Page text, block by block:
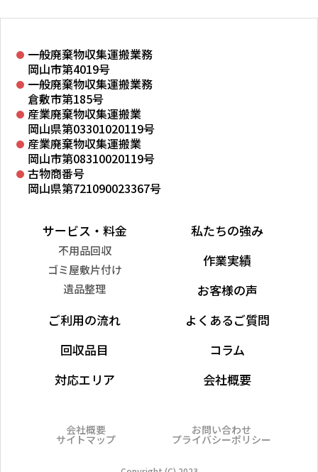
一般廃棄物収集運搬業務
岡山市第4019号
一般廃棄物収集運搬業務
倉敷市第185号
産業廃棄物収集運搬業
岡山県第03301020119号
産業廃棄物収集運搬業
岡山市第08310020119号
古物商番号
岡山県第721090023367号
サービス・料金
不用品回収
ゴミ屋敷片付け
遺品整理
私たちの強み
作業実績
お客様の声
ご利用の流れ
回収品目
対応エリア
よくあるご質問
コラム
会社概要
会社概要 お問い合わせ
サイトマップ プライバシーポリシー